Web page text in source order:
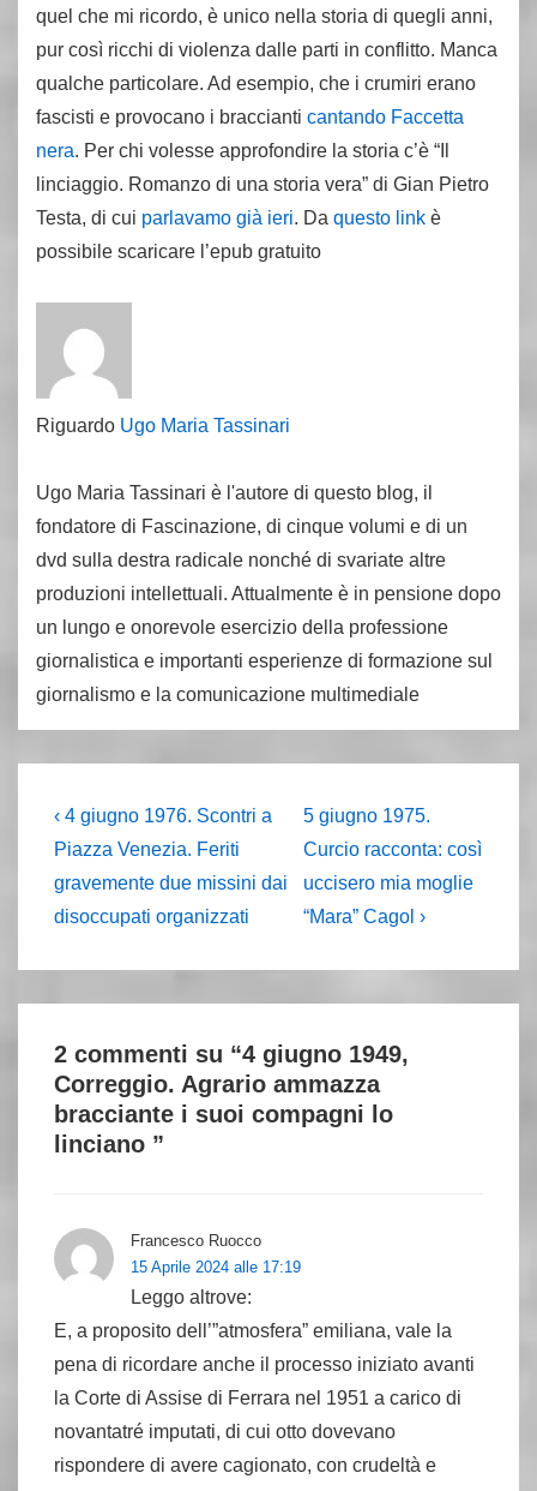
quel che mi ricordo, è unico nella storia di quegli anni,
pur così ricchi di violenza dalle parti in conflitto. Manca
qualche particolare. Ad esempio, che i crumiri erano
fascisti e provocano i braccianti cantando Faccetta
nera. Per chi volesse approfondire la storia c’è “Il
linciaggio. Romanzo di una storia vera” di Gian Pietro
Testa, di cui parlavamo già ieri. Da questo link è
possibile scaricare l’epub gratuito
Riguardo Ugo Maria Tassinari
Ugo Maria Tassinari è l'autore di questo blog, il
fondatore di Fascinazione, di cinque volumi e di un
dvd sulla destra radicale nonché di svariate altre
produzioni intellettuali. Attualmente è in pensione dopo
un lungo e onorevole esercizio della professione
giornalistica e importanti esperienze di formazione sul
giornalismo e la comunicazione multimediale
Navigazione
articoli
L'articolo
precedente
è
‹ 4 giugno 1976. Scontri a
Piazza Venezia. Feriti
gravemente due missini dai
disoccupati organizzati
Il
prossimo
articolo
è
5 giugno 1975.
Curcio racconta: così
uccisero mia moglie
“Mara” Cagol ›
2 commenti su “4 giugno 1949,
Correggio. Agrario ammazza
bracciante i suoi compagni lo
linciano ”
Francesco Ruocco
15 Aprile 2024 alle 17:19
Leggo altrove:
E, a proposito dell’”atmosfera” emiliana, vale la
pena di ricordare anche il processo iniziato avanti
la Corte di Assise di Ferrara nel 1951 a carico di
novantatré imputati, di cui otto dovevano
rispondere di avere cagionato, con crudeltà e